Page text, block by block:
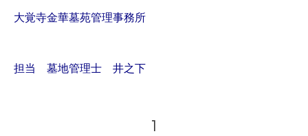
大覚寺金華墓苑管理事務所
担当 墓地管理士 井之下
1